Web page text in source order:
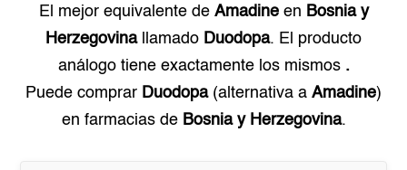
El mejor equivalente de Amadineen Bosnia y
Herzegovinallamado Duodopa. El producto
análogo tiene exactamente los mismos .
Puede comprar Duodopa(alternativa a Amadine)
en farmacias de Bosnia y Herzegovina.